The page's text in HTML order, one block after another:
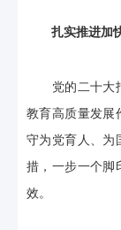
扎实推进加
党的二十大报
教育高质量发展
守为党育人、为
措，一步一个脚
效。